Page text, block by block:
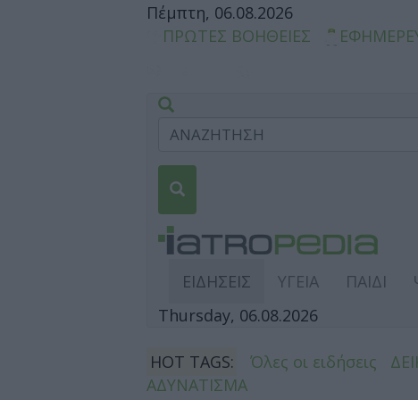
Πέμπτη, 06.08.2026
ΠΡΩΤΕΣ ΒΟΗΘΕΙΕΣ
ΕΙΔΗΣΕΙΣ ΥΓΕΙΑ ΠΑΙΔΙ
Thursday, 06.08.2026
HOT TAGS: Όλες οι ειδήσεις
ΑΔΥΝΑΤΙΣΜΑ